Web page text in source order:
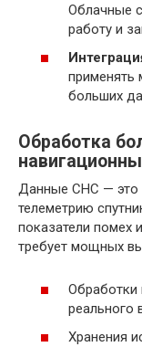
Облачные
работу и
применять
больших
Обработка
Данные СНС — это
телеметрию
показатели помех
требует мощных
Обработки
реального
Хранения